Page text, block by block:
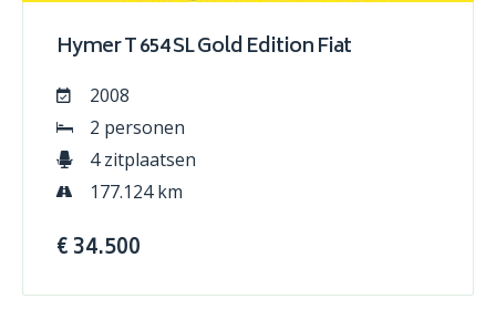
Hymer T 654 SL Gold Edition Fiat
2008
2 personen
4 zitplaatsen
177.124 km
€ 34.500